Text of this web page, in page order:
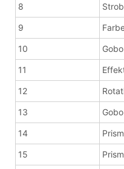
8
9
10 Gobo
11
12
13
14
15